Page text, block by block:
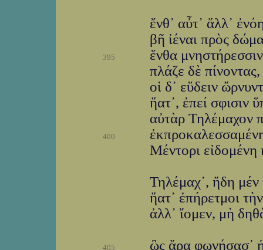
ἔνθ᾽ αὖτ᾽ ἄλλ᾽
βῆ ἰέναι πρὸς
395
ἔνθα
πλάζε δὲ
οἱ δ᾽ εὕδειν
ἥατ᾽, ἐπεί σφισιν
αὐτὰρ Τηλέμαχον
400
Μέντορι εἰδομένη
Τηλέμαχ᾽, ἤδη μέν
ἥατ᾽ ἐπήρετμοι
ἀλλ᾽ ἴομεν, μὴ
405
ὣς ἄρα φωνήσασ᾽